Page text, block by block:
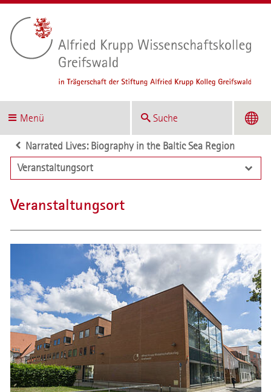
Menü Suche
Narrated Lives: Biography in the Baltic Sea Region
Veranstaltungsort
Veranstaltungsort